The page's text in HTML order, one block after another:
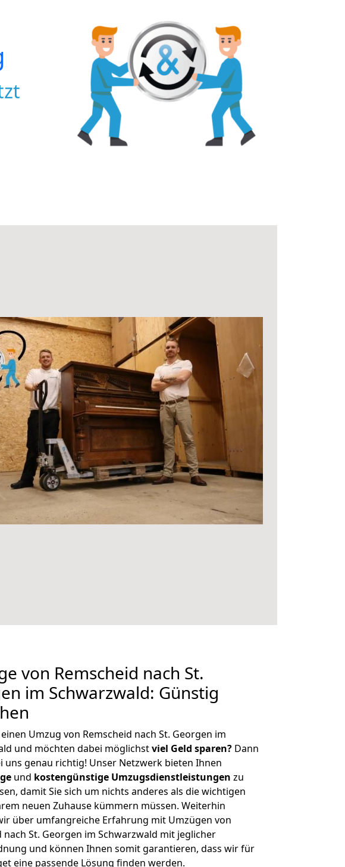
von Remscheid nach St.
im Schwarzwald: Günstig
Umzug von Remscheid nach St. Georgen im
und möchten dabei möglichstviel Geld sparen? Dann
uns genau richtig! Unser Netzwerk bieten Ihnen
und kostengünstige Umzugsdienstleistungen zu
damit Sie sich um nichts anderes als die wichtigen
neuen Zuhause kümmern müssen. Weiterhin
über umfangreiche Erfahrung mit Umzügen von
nach St. Georgen im Schwarzwald mit jeglicher
und können Ihnen somit garantieren, dass wir für
eine passende Lösung finden werden.